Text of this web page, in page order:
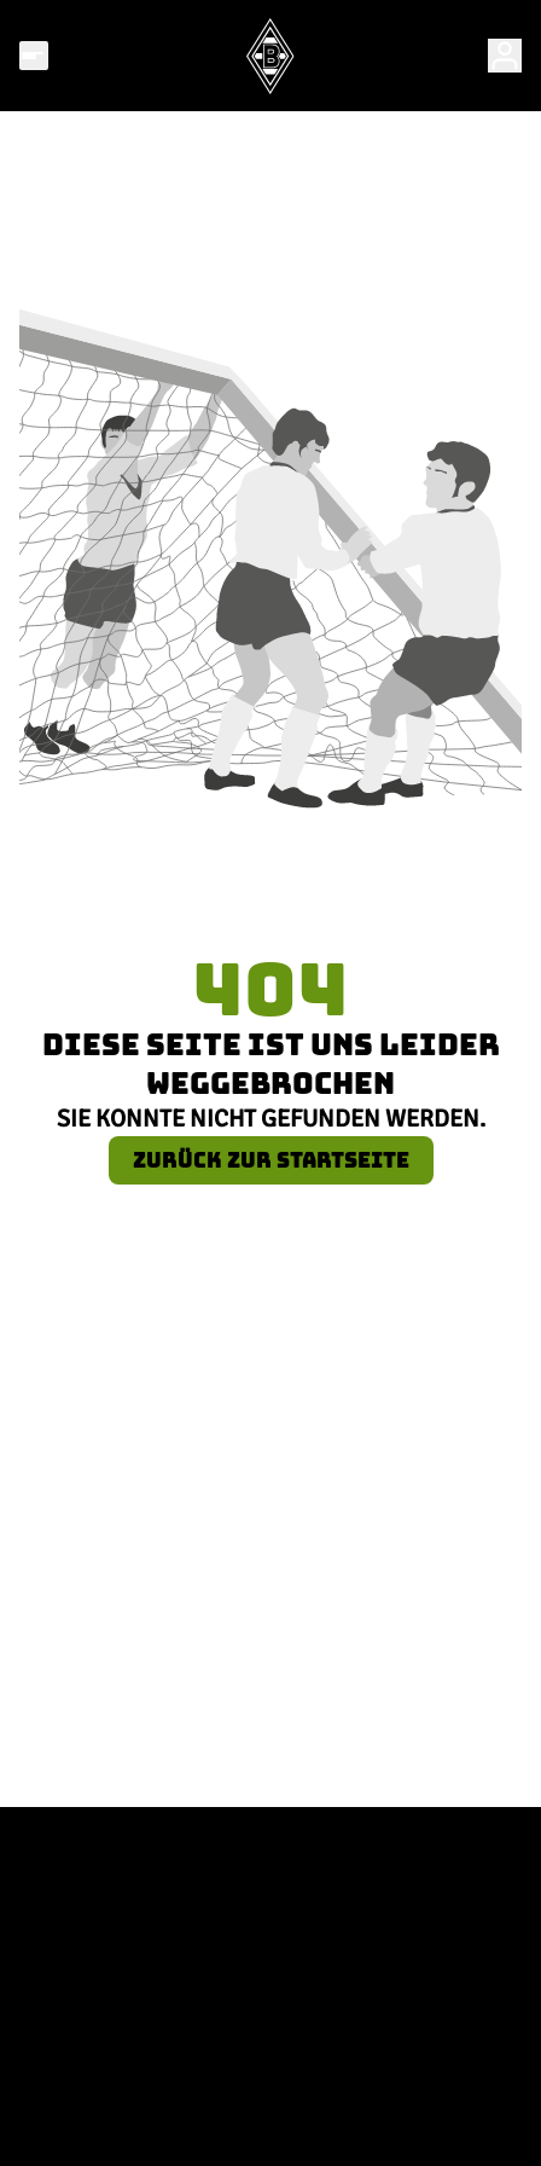
404
DIESE SEITE IST UNS LEIDER
WEGGEBROCHEN
SIE KONNTE NICHT GEFUNDEN WERDEN.
ZURÜCK ZUR STARTSEITE